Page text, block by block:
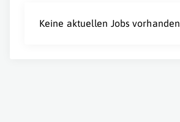
Keine aktuellen Jobs vorhanden